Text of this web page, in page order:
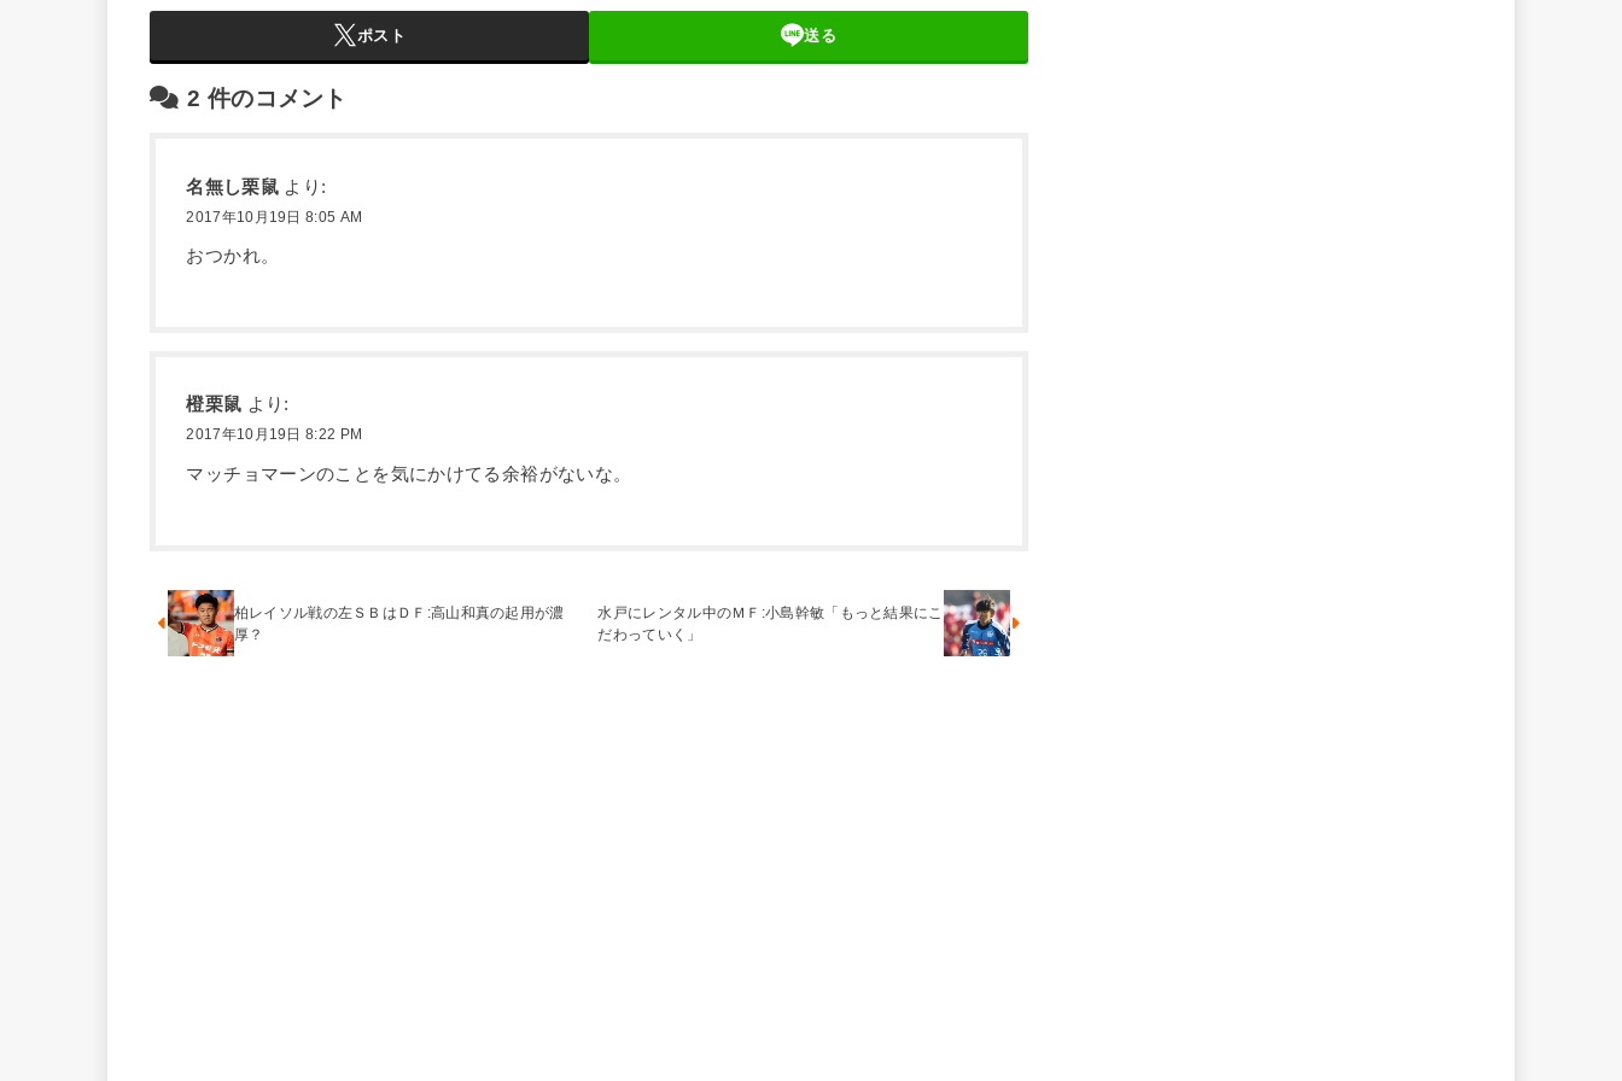
ポスト 送る
2 件のコメント
名無し栗鼠 より:
2017年10月19日 8:05 AM
おつかれ。
橙栗鼠 より:
2017年10月19日 8:22 PM
マッチョマーンのことを気にかけてる余裕がないな。
柏レイソル戦の左ＳＢはＤＦ:高山和真の起用が濃
厚？
水戸にレンタル中のＭＦ:小島幹敏「もっと結果にこ
だわっていく」